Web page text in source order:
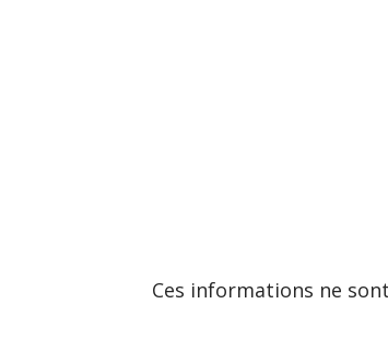
Ces informations ne